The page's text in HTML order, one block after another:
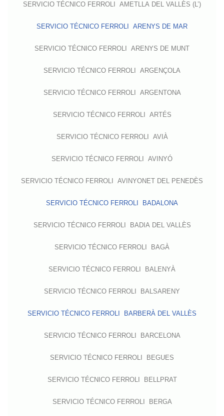
SERVICIO TÉCNICO FERROLI AMETLLA DEL VALLÈS (L’)
SERVICIO TÉCNICO FERROLI ARENYS DE MAR
SERVICIO TÉCNICO FERROLI ARENYS DE MUNT
SERVICIO TÉCNICO FERROLI ARGENÇOLA
SERVICIO TÉCNICO FERROLI ARGENTONA
SERVICIO TÉCNICO FERROLI ARTÉS
SERVICIO TÉCNICO FERROLI AVIÀ
SERVICIO TÉCNICO FERROLI AVINYÓ
SERVICIO TÉCNICO FERROLI AVINYONET DEL PENEDÈS
SERVICIO TÉCNICO FERROLI BADALONA
SERVICIO TÉCNICO FERROLI BADIA DEL VALLÈS
SERVICIO TÉCNICO FERROLI BAGÀ
SERVICIO TÉCNICO FERROLI BALENYÀ
SERVICIO TÉCNICO FERROLI BALSARENY
SERVICIO TÉCNICO FERROLI BARBERÀ DEL VALLÈS
SERVICIO TÉCNICO FERROLI BARCELONA
SERVICIO TÉCNICO FERROLI BEGUES
SERVICIO TÉCNICO FERROLI BELLPRAT
SERVICIO TÉCNICO FERROLI BERGA